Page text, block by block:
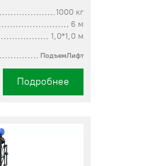
1000 кг
6 м
1,0*1,0 м
ПодъемЛифт
Подробнее